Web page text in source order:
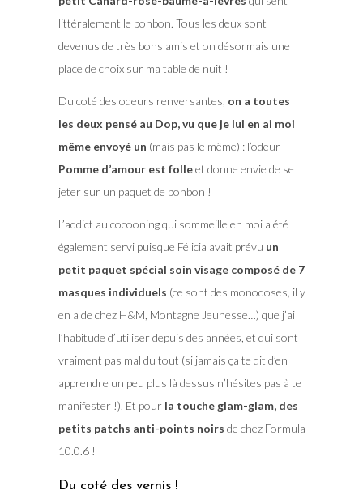
littéralement le bonbon. Tous les deux sont
devenus de très bons amis et on désormais une
place de choix sur ma table de nuit !
Du coté des odeurs renversantes, on a toutes
les deux pensé au Dop, vu que je lui en ai moi
même envoyé un (mais pas le même) : l’odeur
Pomme d’amour est folleet donne envie de se
jeter sur un paquet de bonbon !
L’addict au cocooning qui sommeille en moi a été
également servi puisque Félicia avait prévu un
petit paquet spécial soin visage composé de 7
masques individuels (ce sont des monodoses, il y
en a de chez H&M, Montagne Jeunesse…) que j’ai
l’habitude d’utiliser depuis des années, et qui sont
vraiment pas mal du tout (si jamais ça te dit d’en
apprendre un peu plus là dessus n’hésites pas à te
manifester !). Et pourla touche glam-glam, des
petits patchs anti-points noirs de chez Formula
10.0.6 !
Du coté des vernis !